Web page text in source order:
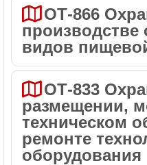
ОТ-866
производстве
видов
ОТ-833
размещении,
техническом
ремонте
оборудования